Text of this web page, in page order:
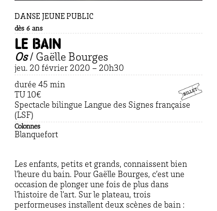
DANSE JEUNE PUBLIC
dès 6 ans
Le bain
Os/ Gaëlle Bourges
jeu. 20 février 2020 – 20h30
durée 45 min
TU 10€
Spectacle bilingue Langue des Signes française
(LSF)
Colonnes
Blanquefort
Les enfants, petits et grands, connaissent bien
l’heure du bain. Pour Gaëlle Bourges, c’est une
occasion de plonger une fois de plus dans
l’histoire de l’art. Sur le plateau, trois
performeuses installent deux scènes de bain :